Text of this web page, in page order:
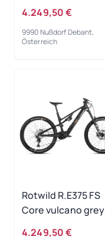
4.249,50 €
9990 Nußdorf Debant,
Österreich
Rotwild R.E375 FS
Core vulcano grey
4.249,50 €